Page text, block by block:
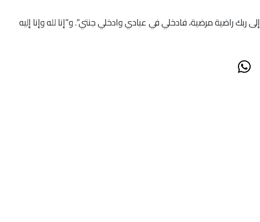
ربك راضية مرضية، فادخلي في عبادي وادخلي جنتي”. و”إنا لله وإنا إليه